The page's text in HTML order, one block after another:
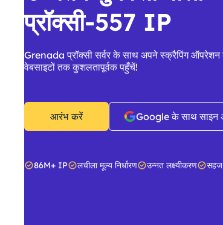
प्रॉक्सी-557 IP
Grenada प्रॉक्सी सर्वर के साथ अपने स्क्रैपिंग ऑपरेशन
वेबसाइटों तक कुशलतापूर्वक पहुँचें!
आरंभ करें Google के साथ साइन
86M+ IP लचीला मूल्य निर्धारण उन्नत लक्ष्यीकरण